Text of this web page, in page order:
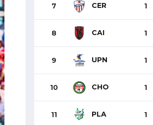
7 CER 1
8 CAI 1
9 UPN 1
10 CHO 1
11 PLA 1